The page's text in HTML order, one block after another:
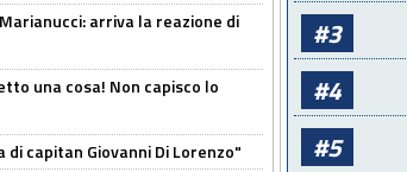
arriva la reazione di
una cosa! Non capisco lo
capitan Giovanni Di Lorenzo"
#3
#4
#5